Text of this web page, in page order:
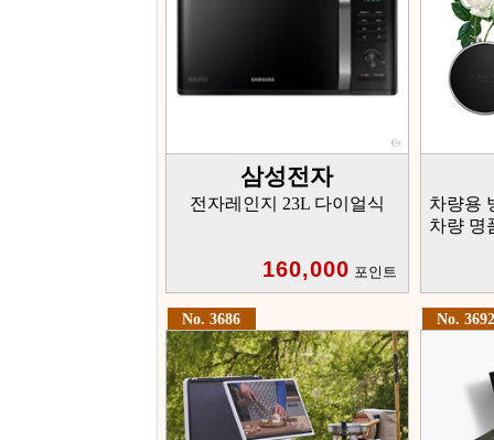
삼성전자
전자레인지 23L 다이얼식
160,000 포인트
차량용
차량 명
No. 3686 No. 3692